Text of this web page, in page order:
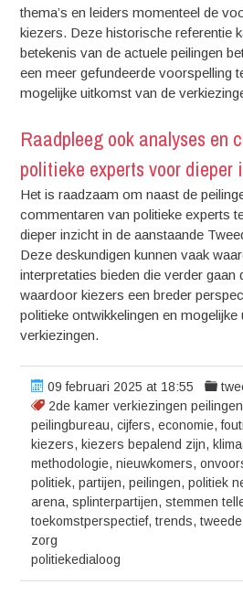
thema’s en leiders momenteel de
kiezers. Deze historische referentie
betekenis van de actuele peilingen
een meer gefundeerde voorspelling
mogelijke uitkomst van de
Raadpleeg ook analyses en
politieke experts voor dieper
Het is raadzaam om naast de
commentaren van politieke experts
dieper inzicht in de aanstaande
Deze deskundigen kunnen vaak
interpretaties bieden die verder gaan
waardoor kiezers een breder
politieke ontwikkelingen en
verkiezingen.
09 februari 2025 at 18:55
2de kamer verkiezingen peilingen
peilingbureau,cijfers,economie,
kiezers, kiezers bepalend zijn,
methodologie,nieuwkomers,
politiek,partijen,peilingen,politiek
arena,splinterpartijen,stemmen
toekomstperspectief,trends,
zorg
politiekedialoog